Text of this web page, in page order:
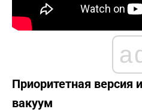
Приоритетная версия
вакуум